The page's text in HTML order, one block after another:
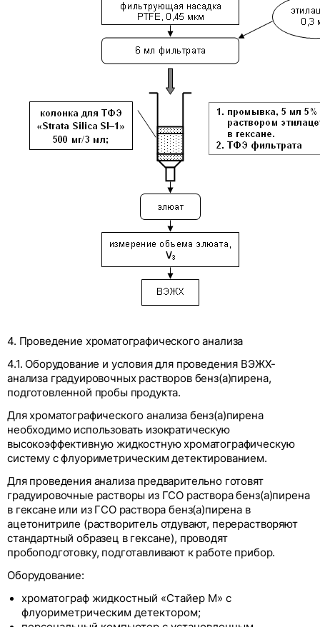
4. Проведение хроматографического анализа
4.1. Оборудование и условия для проведения ВЭЖХ-
анализа градуировочных растворов бенз(а)пирена,
подготовленной пробы продукта.
Для хроматографического анализа бенз(а)пирена
необходимо использовать изократическую
высокоэффективную жидкостную хроматографическую
систему с флуориметрическим детектированием.
Для проведения анализа предварительно готовят
градуировочные растворы из ГСО раствора бенз(а)пирена
в гексане или из ГСО раствора бенз(а)пирена в
ацетонитриле (растворитель отдувают, перерастворяют
стандартный образец в гексане), проводят
пробоподготовку, подготавливают к работе прибор.
Оборудование:
хроматограф жидкостный «Стайер М» с
флуориметрическим детектором;